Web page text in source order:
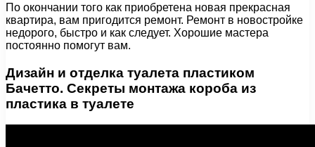
По окончании того как приобретена новая прекрасная
квартира, вам пригодится ремонт. Ремонт в новостройке
недорого, быстро и как следует. Хорошие мастера
постоянно помогут вам.
Дизайн и отделка туалета пластиком
Бачетто. Секреты монтажа короба из
пластика в туалете